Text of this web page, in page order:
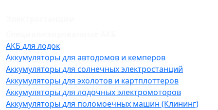
АКБ для лодок
Аккумуляторы для автодомов и кемперов
Аккумуляторы для солнечных электростанций
Аккумуляторы для эхолотов и картплоттеров
Аккумуляторы для лодочных электромоторов
Аккумуляторы для поломоечных машин (Клининг)